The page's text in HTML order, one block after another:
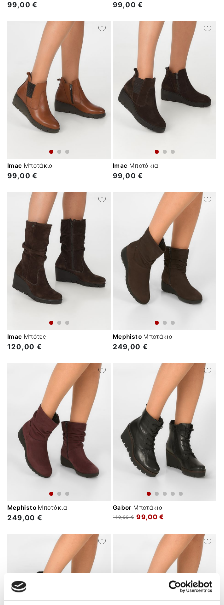
99,00 € 99,00 €
Imac Μποτάκια
99,00 €
Imac Μποτάκια
99,00 €
Imac Μπότες
120,00 €
MephistoΜποτάκια
249,00 €
MephistoΜποτάκια
249,00 €
Gabor Μποτάκια
99,00 €
140,00 €